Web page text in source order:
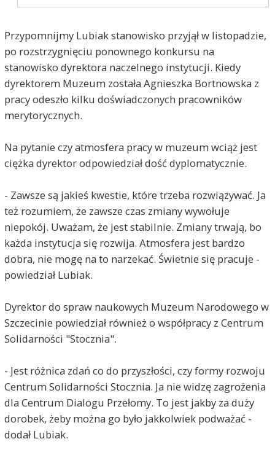
Przypomnijmy Lubiak stanowisko przyjął w listopadzie,
po rozstrzygnięciu ponownego konkursu na
stanowisko dyrektora naczelnego instytucji. Kiedy
dyrektorem Muzeum została Agnieszka Bortnowska z
pracy odeszło kilku doświadczonych pracowników
merytorycznych.
Na pytanie czy atmosfera pracy w muzeum wciąż jest
ciężka dyrektor odpowiedział dość dyplomatycznie.
- Zawsze są jakieś kwestie, które trzeba rozwiązywać. Ja
też rozumiem, że zawsze czas zmiany wywołuje
niepokój. Uważam, że jest stabilnie. Zmiany trwają, bo
każda instytucja się rozwija. Atmosfera jest bardzo
dobra, nie mogę na to narzekać. Świetnie się pracuje -
powiedział Lubiak.
Dyrektor do spraw naukowych Muzeum Narodowego w
Szczecinie powiedział również o współpracy z Centrum
Solidarności "Stocznia".
- Jest różnica zdań co do przyszłości, czy formy rozwoju
Centrum Solidarności Stocznia. Ja nie widzę zagrożenia
dla Centrum Dialogu Przełomy. To jest jakby za duży
dorobek, żeby można go było jakkolwiek podważać -
dodał Lubiak.